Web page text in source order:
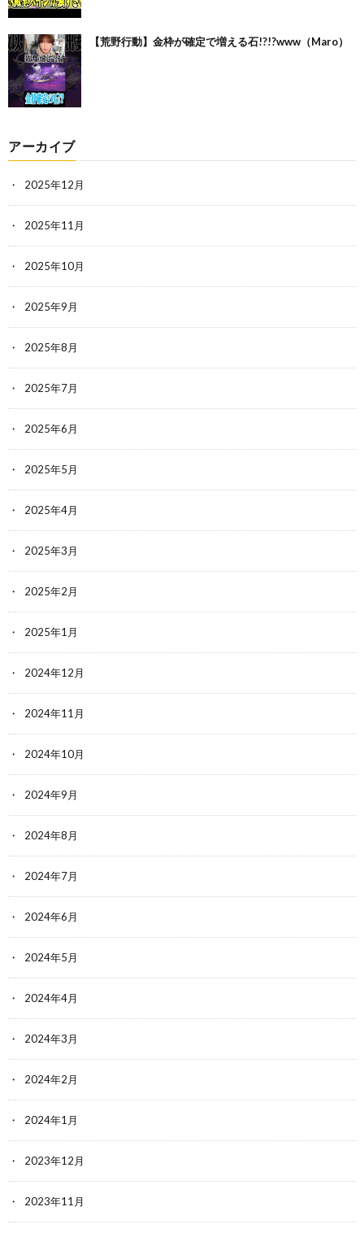
【荒野行動】金枠が確定で増える石!?!?www（Maro）
アーカイブ
2025年12月
2025年11月
2025年10月
2025年9月
2025年8月
2025年7月
2025年6月
2025年5月
2025年4月
2025年3月
2025年2月
2025年1月
2024年12月
2024年11月
2024年10月
2024年9月
2024年8月
2024年7月
2024年6月
2024年5月
2024年4月
2024年3月
2024年2月
2024年1月
2023年12月
2023年11月